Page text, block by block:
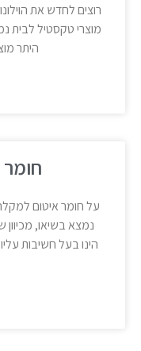
רוצים לחדש את
מוצרי טקסטיל לבית
היתר
על חומר איטום
נמצא בשיאו,
הינו בעל חשיבות